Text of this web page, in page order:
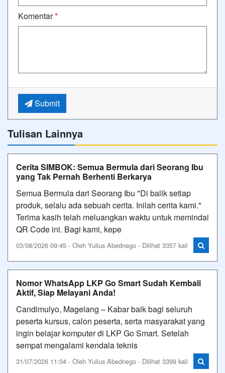
Komentar*
Submit
Tulisan Lainnya
Cerita SIMBOK: Semua Bermula dari Seorang Ibu
yang Tak Pernah Berhenti Berkarya
Semua Bermula dari Seorang Ibu "Di balik setiap
produk, selalu ada sebuah cerita. Inilah cerita kami."
Terima kasih telah meluangkan waktu untuk memindai
QR Code ini. Bagi kami, kepe
03/08/2026 09:45 - Oleh Yulius Abednego - Dilihat 3357 kali
Nomor WhatsApp LKP Go Smart Sudah Kembali
Aktif, Siap Melayani Anda!
Candimulyo, Magelang – Kabar baik bagi seluruh
peserta kursus, calon peserta, serta masyarakat yang
ingin belajar komputer di LKP Go Smart. Setelah
sempat mengalami kendala teknis
31/07/2026 11:04 - Oleh Yulius Abednego - Dilihat 3399 kali